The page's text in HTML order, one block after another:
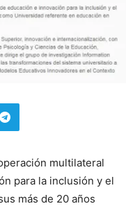
multilateral
para la inclusión y el
más de 20 años